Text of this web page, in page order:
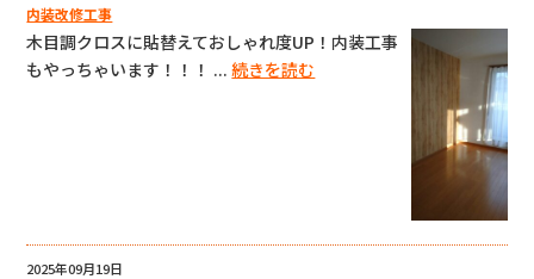
内装改修工事
木目調クロスに貼替えておしゃれ度UP！内装工事
もやっちゃいます！！！ ...続きを読む
2025年09月19日